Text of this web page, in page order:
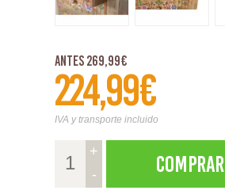
Antes 269,99€
224,99€
IVA y transporte incluido
+
-
Comprar